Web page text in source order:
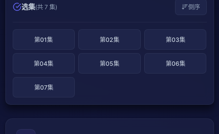
选集(共 7 集) 倒序
第01集 第02集 第03集
第04集 第05集 第06集
第07集